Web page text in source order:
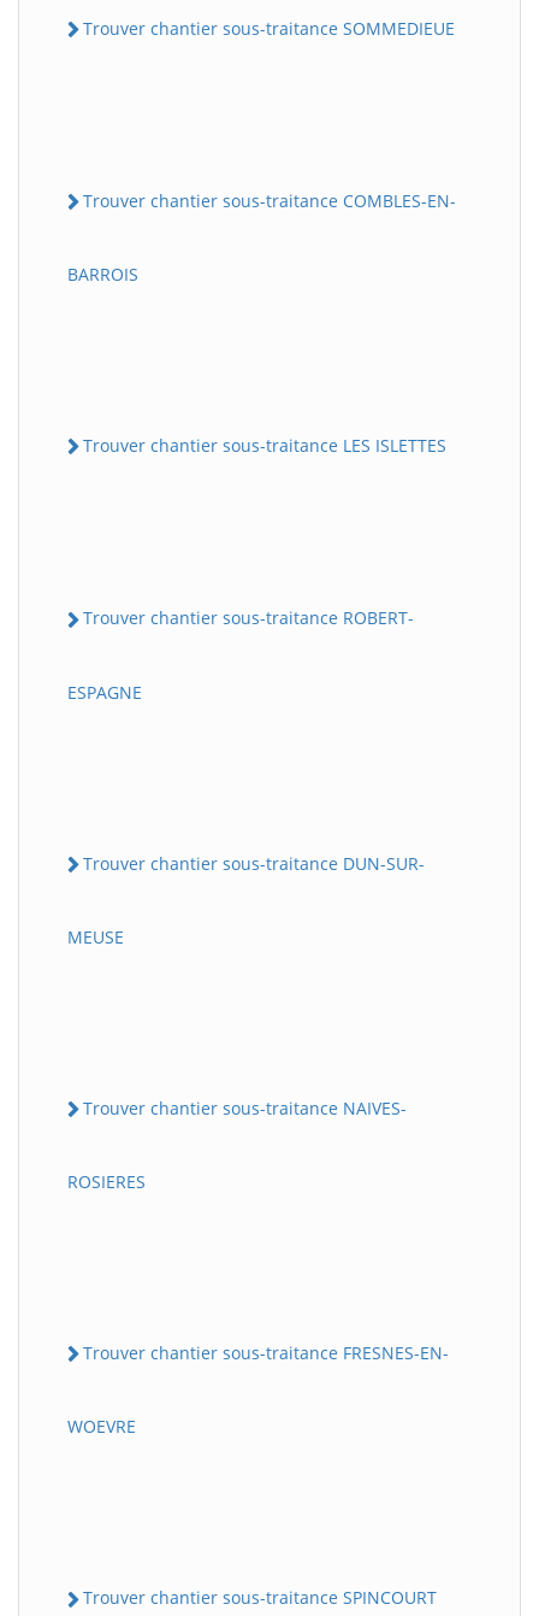
Trouver chantier sous-traitance SOMMEDIEUE
Trouver chantier sous-traitance COMBLES-EN-
BARROIS
Trouver chantier sous-traitance LES ISLETTES
Trouver chantier sous-traitance ROBERT-
ESPAGNE
Trouver chantier sous-traitance DUN-SUR-
MEUSE
Trouver chantier sous-traitance NAIVES-
ROSIERES
Trouver chantier sous-traitance FRESNES-EN-
WOEVRE
Trouver chantier sous-traitance SPINCOURT